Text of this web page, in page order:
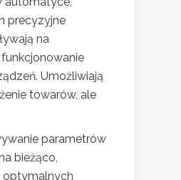
precyzyjne
na
Umożliwiają
towarów, ale
parametrów
bieżąco,
optymalnych